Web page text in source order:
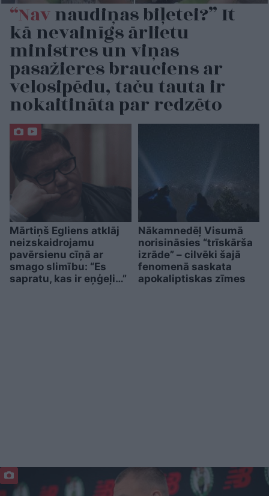
“Navnaudiņas biļetei?” It
kā nevainīgs ārlietu
ministres un viņas
pasažieres brauciens ar
velosipēdu, taču tauta ir
nokaitināta par redzēto
Mārtiņš Egliens atklāj
neizskaidrojamu
pavērsienu cīņā ar
smago slimību: “Es
sapratu, kas ir eņģeļi…”
Nākamnedēļ Visumā
norisināsies “trīskārša
izrāde” – cilvēki šajā
fenomenā saskata
apokaliptiskas zīmes